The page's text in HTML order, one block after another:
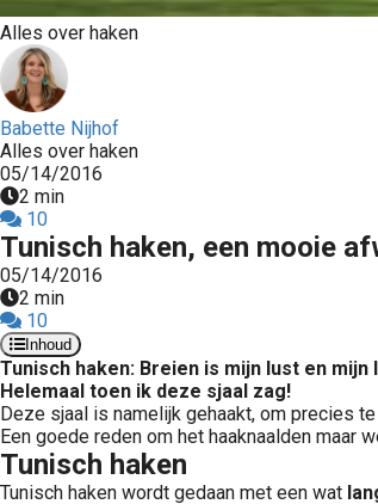
Alles over haken
Babette Nijhof
Alles over haken
05/14/2016
2 min
10
Tunisch haken, een mooie
05/14/2016
2 min
10
Inhoud
Tunisch haken: Breien is mijn lust en
Helemaal toen ik deze sjaal zag!
Deze sjaal is namelijk gehaakt, om precies
Een goede reden om het haaknaalden maar
Tunisch haken
Tunisch haken wordt gedaan met een wat